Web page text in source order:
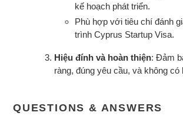
kế hoạch phát triển.
Phù hợp với tiêu chí đánh
trình Cyprus Startup Visa.
Hiệu đính và hoàn thiện: Đảm
ràng, đúng yêu cầu, và không có
QUESTIONS & ANSWERS